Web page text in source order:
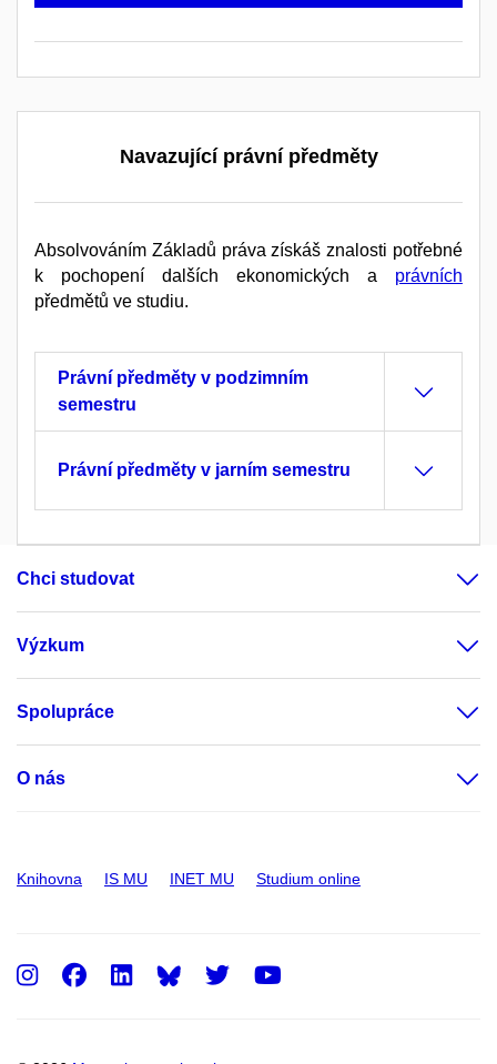
Navazující právní předměty
Absolvováním Základů práva získáš znalosti potřebné
k pochopení dalších ekonomických a právních
předmětů ve studiu.
Právní předměty v podzimním
semestru
Právní předměty v jarním semestru
Chci studovat
Výzkum
Spolupráce
O nás
Knihovna IS MU INET MU Studium online
Instagram
Facebook
LinkedInTwitter